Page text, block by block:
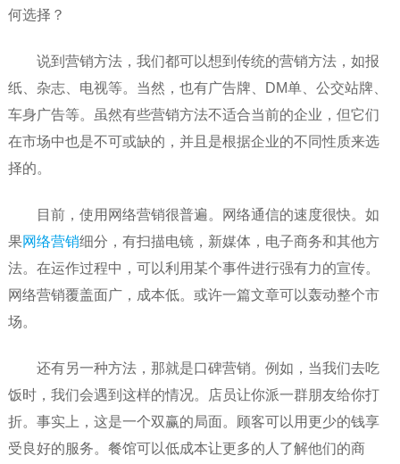
何选择？
说到营销方法，我们都可以想到传统的营销方法，如报
纸、杂志、电视等。当然，也有广告牌、DM单、公交站牌、
车身广告等。虽然有些营销方法不适合当前的企业，但它们
在市场中也是不可或缺的，并且是根据企业的不同性质来选
择的。
目前，使用网络营销很普遍。网络通信的速度很快。如
果网络营销细分，有扫描电镜，新媒体，电子商务和其他方
法。在运作过程中，可以利用某个事件进行强有力的宣传。
网络营销覆盖面广，成本低。或许一篇文章可以轰动整个市
场。
还有另一种方法，那就是口碑营销。例如，当我们去吃
饭时，我们会遇到这样的情况。店员让你派一群朋友给你打
折。事实上，这是一个双赢的局面。顾客可以用更少的钱享
受良好的服务。餐馆可以低成本让更多的人了解他们的商